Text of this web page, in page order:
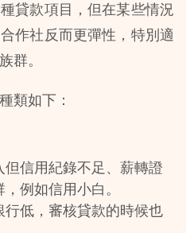
貸款項目，但在某些情況
作社反而更彈性，特別適
群。
類如下：
但信用紀錄不足、薪轉證
例如信用小白。
行低，審核貸款的時候也